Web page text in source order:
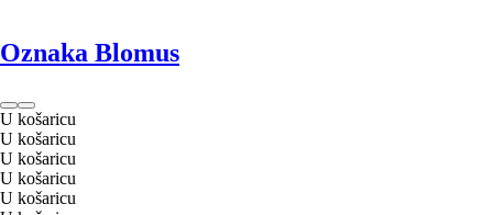
Oznaka Blomus
U košaricu
U košaricu
U košaricu
U košaricu
U košaricu